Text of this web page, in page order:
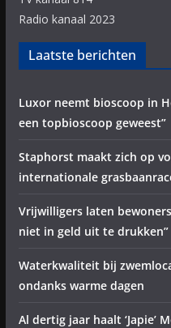
Radio kanaal 2023
Laatste berichten
Luxor neemt bioscoop in
een topbioscoop geweest”
Staphorst maakt zich op
internationale
Vrijwilligers laten
niet in geld uit te drukken”
Waterkwaliteit bij
ondanks warme dagen
Al dertig jaar haalt ‘Japie’